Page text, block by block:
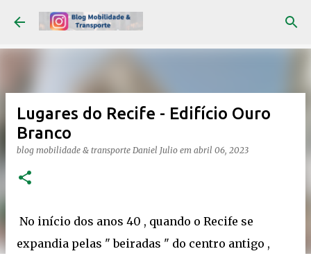
Pular para o conteúdo principal
Lugares do Recife - Edifício Ouro
Branco
blog mobilidade & transporte Daniel Julio em abril 06, 2023
No início dos anos 40 , quando o Recife se
expandia pelas " beiradas " do centro antigo ,